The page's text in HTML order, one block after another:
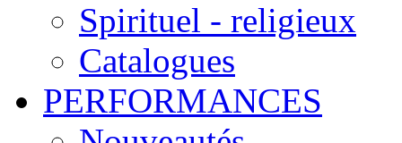
Spirituel - religieux
Catalogues
PERFORMANCES